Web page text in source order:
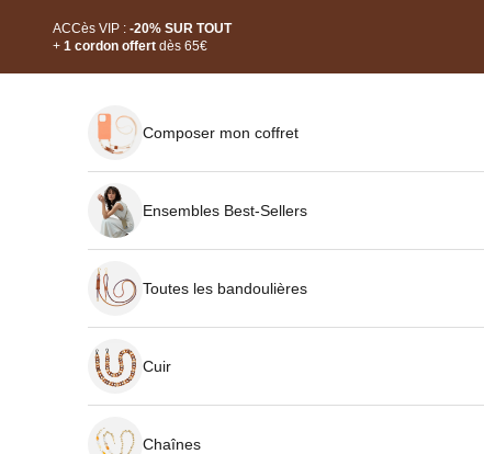
ACCès VIP : -20% SUR TOUT
+ 1 cordon offert dès 65€
Composer mon coffret
Ensembles Best-Sellers
Toutes les bandoulières
Cuir
Chaînes